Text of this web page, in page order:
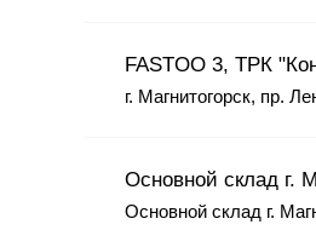
FASTOO 3, ТРК
г. Магнитогорск, пр.
Основной склад г.
Основной склад г.